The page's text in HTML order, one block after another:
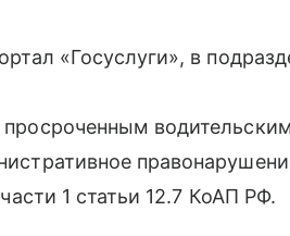
«Госуслуги», в
1 статьи 12.7 КоАП РФ.